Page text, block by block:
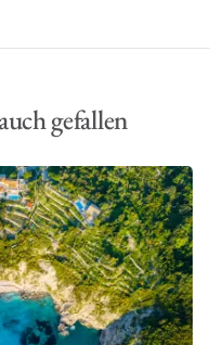
gefallen